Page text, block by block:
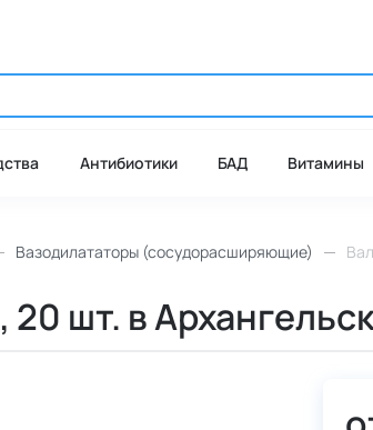
Антибиотики БАД Витамины
Вазодилататоры (сосудорасширяющие)
шт. в